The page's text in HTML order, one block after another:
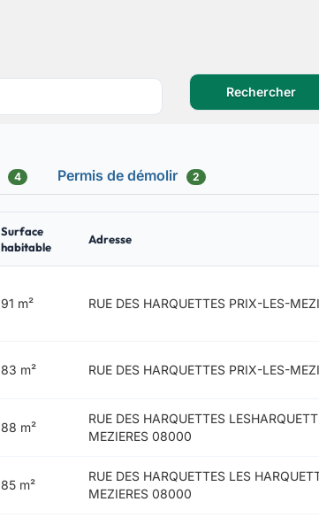
Rechercher
4 Permis de démolir 2
Surface
habitable
Adresse
91 m² RUE DES HARQUETTES PRIX-LES-
83 m² RUE DES HARQUETTES PRIX-LES-
88 m²
RUE DES HARQUETTES
MEZIERES 08000
85 m²
RUE DES HARQUETTES LES
MEZIERES 08000